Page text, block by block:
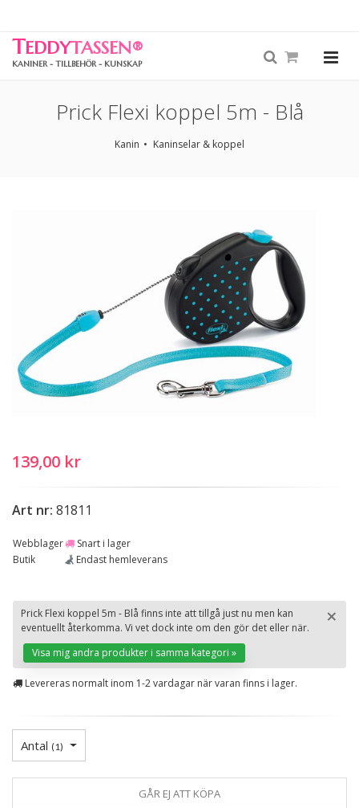
TEDDYTASSEN®
KANINER - TILLBEHÖR - KUNSKAP
Prick Flexi koppel 5m - Blå
Kanin Kaninselar & koppel
139,00 kr
Art nr: 81811
Webblager
Snart i lager
Butik
Endast hemleverans
×
Prick Flexi koppel 5m - Blå finns inte att tillgå just nu men kan
eventuellt återkomma. Vi vet dock inte om den gör det eller när.
Visa mig andra produkter i samma kategori »
Levereras normalt inom 1-2 vardagar när varan finns i lager.
Antal (1)
GÅR EJ ATT KÖPA